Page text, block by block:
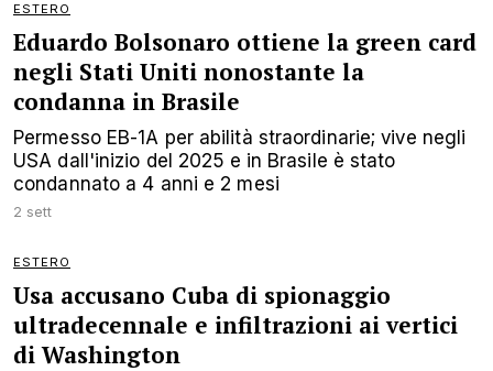
ESTERO
Eduardo Bolsonaro ottiene la green card
negli Stati Uniti nonostante la
condanna in Brasile
Permesso EB-1A per abilità straordinarie; vive negli
USA dall'inizio del 2025 e in Brasile è stato
condannato a 4 anni e 2 mesi
2 sett
ESTERO
Usa accusano Cuba di spionaggio
ultradecennale e infiltrazioni ai vertici
di Washington